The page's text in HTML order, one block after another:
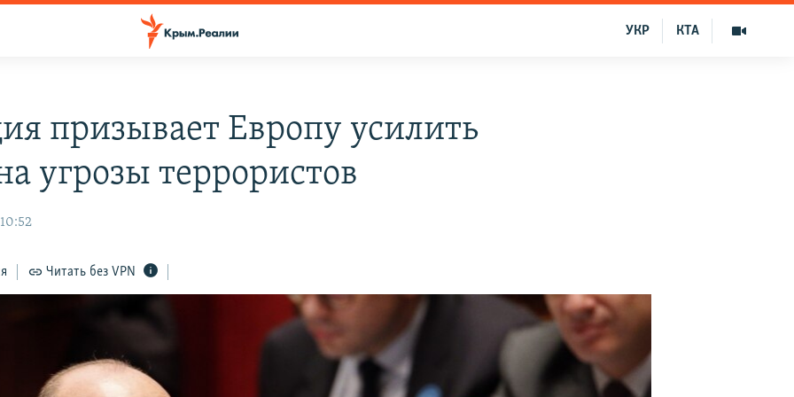
КТА
УКР
призывает Европу усилить
угрозы террористов
Читать без VPN